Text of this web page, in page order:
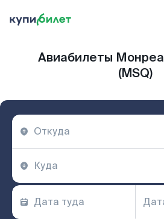
Авиабилеты
(MSQ)